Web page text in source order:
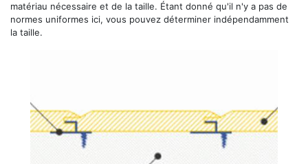
matériau nécessaire et de la taille. Étant donné qu'il n'y a pas de
normes uniformes ici, vous pouvez déterminer indépendamment
la taille.